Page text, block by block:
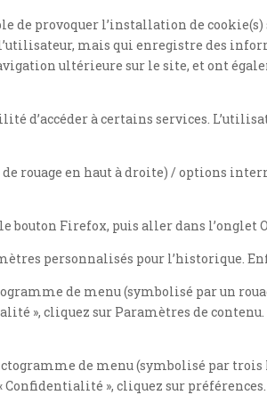
provoquer l’installation de
mais qui enregistre des
ultérieure sur le site, et ont
d’accéder à certains services.
rouage en haut à droite) / options
bouton Firefox, puis aller dans l’onglet
personnalisés pour l’historique.
de menu (symbolisé par un
», cliquez sur Paramètres de contenu.
de menu (symbolisé par
», cliquez sur